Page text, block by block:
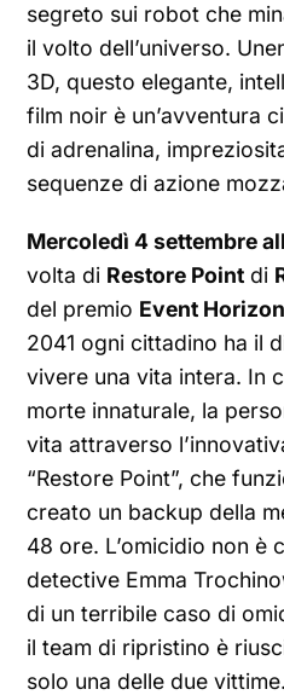
segreto sui robot che
il volto dell’universo.
3D, questo elegante,
film noir è un’avventura
di adrenalina,
sequenze di azione
Mercoledì 4 settembre
volta di Restore Point di
del premio Event
2041 ogni cittadino ha il
vivere una vita intera. In
morte innaturale, la
vita attraverso
“Restore Point”, che
creato un backup della
48 ore. L’omicidio non è
detective Emma
di un terribile caso di
il team di ripristino è
solo una delle due